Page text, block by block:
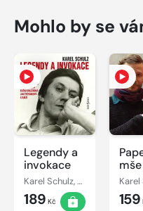
Mohlo by se
Legendy a
invokace
Karel Schulz, Eduard Cupák, Taťjana Medvecká, Jana Štěpánková, Viktor Preiss, Eliška Balzerová, Rudolf Pellar, Radovan Lukavský, Boris Rösner
189 Kč
mše
159